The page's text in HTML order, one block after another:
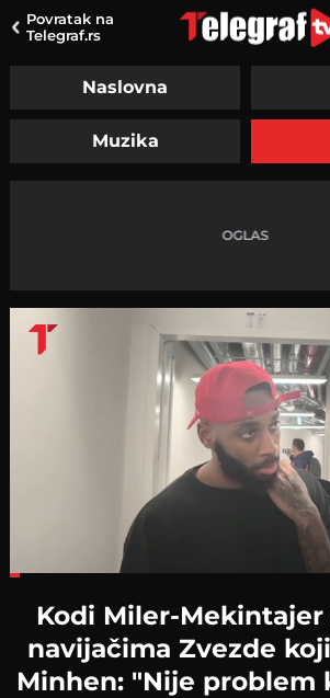
Povratak na
Telegraf.rs
Naslovna
Muzika
Kodi Miler-
navijačima Zvezde
Minhen: "Nije problem